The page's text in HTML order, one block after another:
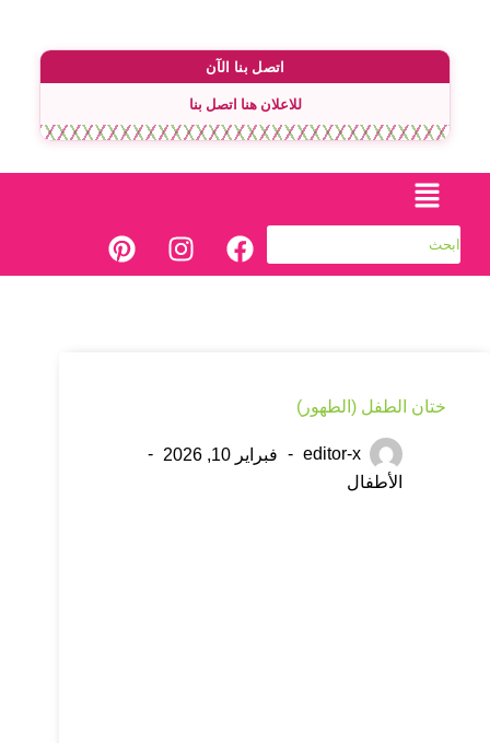
اتصل بنا الآن
للاعلان هنا اتصل بنا
ختان الطفل (الطهور)
editor-x
فبراير 10, 2026
الأطفال